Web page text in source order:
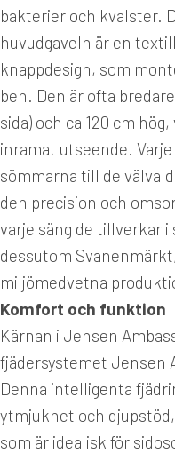
bakterier och kvalster.
huvudgaveln är en
knappdesign, som
ben. Den är ofta
sida) och ca 120 cm
inramat utseende.
sömmarna till de
den precision och
varje säng de tillverkar i
dessutom
miljömedvetna
Komfort och funktion
Kärnan i Jensen
fjädersystemet Jensen
Denna intelligenta
ytmjukhet och
som är idealisk för